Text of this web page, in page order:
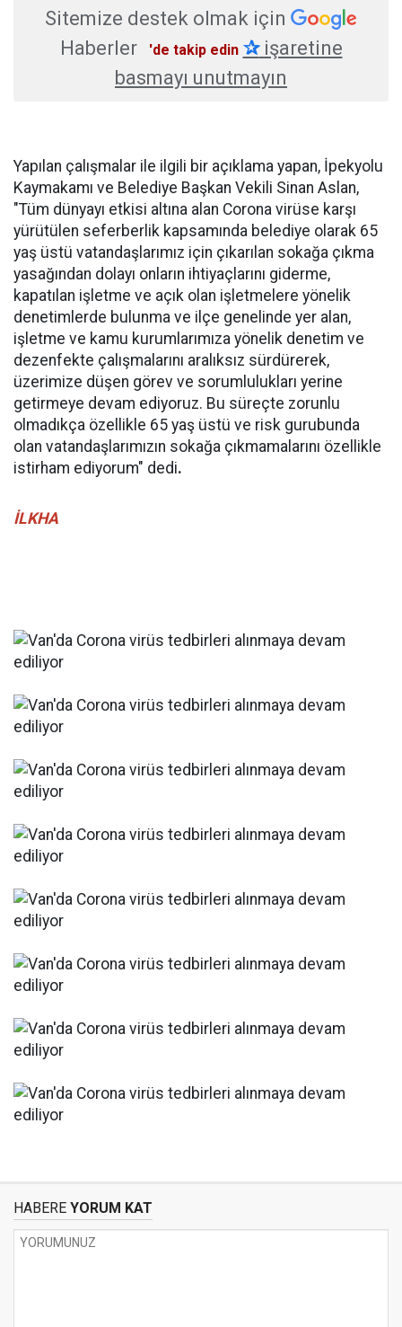
Sitemize destek olmak için
Haberler
'de takip edin ✰işaretine
basmayı unutmayın
Yapılan çalışmalar ile ilgili bir açıklama yapan, İpekyolu
Kaymakamı ve Belediye Başkan Vekili Sinan Aslan,
"Tüm dünyayı etkisi altına alan Corona virüse karşı
yürütülen seferberlik kapsamında belediye olarak 65
yaş üstü vatandaşlarımız için çıkarılan sokağa çıkma
yasağından dolayı onların ihtiyaçlarını giderme,
kapatılan işletme ve açık olan işletmelere yönelik
denetimlerde bulunma ve ilçe genelinde yer alan,
işletme ve kamu kurumlarımıza yönelik denetim ve
dezenfekte çalışmalarını aralıksız sürdürerek,
üzerimize düşen görev ve sorumlulukları yerine
getirmeye devam ediyoruz. Bu süreçte zorunlu
olmadıkça özellikle 65 yaş üstü ve risk gurubunda
olan vatandaşlarımızın sokağa çıkmamalarını özellikle
istirham ediyorum" dedi.
İLKHA
HABERE YORUM KAT